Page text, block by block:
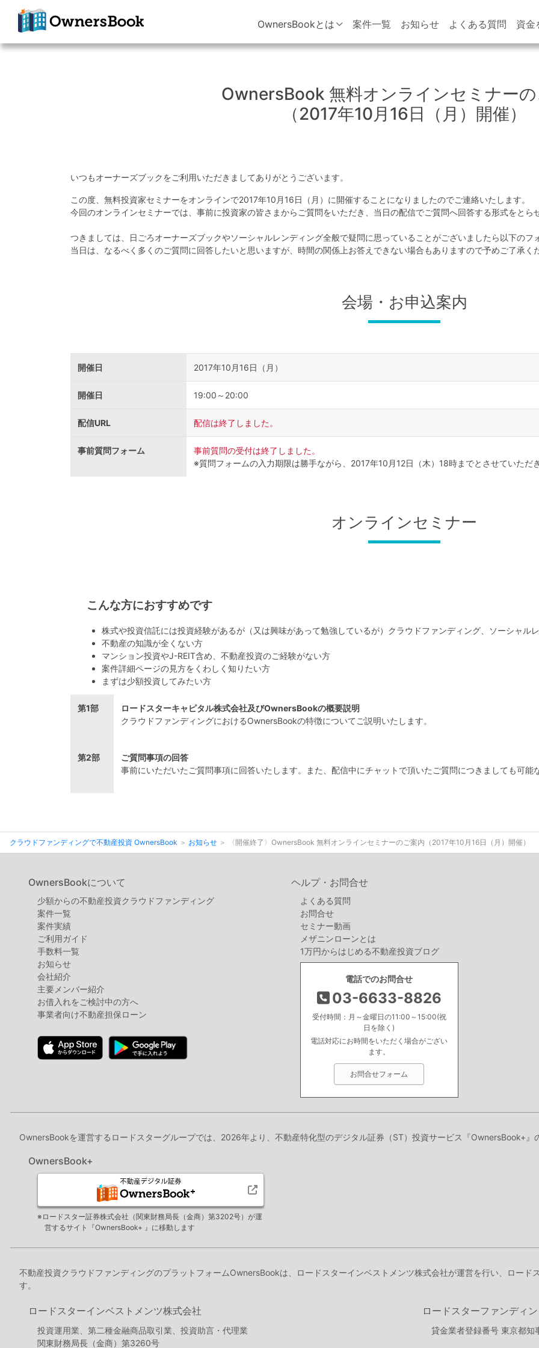
クラウドファン
OwnersBookとは 案件一覧 お知らせ よくある質問 資金
OwnersBook 無料オンラインセミナー
（2017年10月16日（月）開催）
いつもオーナーズブックをご利用いただきましてありがとうございます。
この度、無料投資家セミナーをオンラインで2017年10月16日（月）に開催することになりましたのでご連絡いたします。
今回のオンラインセミナーでは、事前に投資家の皆さまからご質問をいただき、当日の配信でご質問へ回答する形式をとら
つきましては、日ごろオーナーズブックやソーシャルレンディング全般で疑問に思っていることがございましたら以下の
当日は、なるべく多くのご質問に回答したいと思いますが、時間の関係上お答えできない場合もありますので予めご了承く
会場・お申込案内
開催日 2017年10月16日（月）
開催日 19:00～20:00
配信URL 配信は終了しました。
事前質問フォーム
事前質問の受付は終了しました。
※質問フォームの入力期限は勝手ながら、2017年10月12日（木）18時までとさせていただ
オンラインセミナー
こんな方におすすめです
株式や投資信託には投資経験があるが（又は興味があって勉強しているが）クラウドファンディング、ソーシャル
不動産の知識が全くない方
マンション投資やJ-REIT含め、不動産投資のご経験がない方
案件詳細ページの見方をくわしく知りたい方
まずは少額投資してみたい方
第1部
ロードスターキャピタル株式会社及びOwnersBookの概要説明
クラウドファンディングにおけるOwnersBookの特徴についてご説明いたします。
第2部
ご質問事項の回答
事前にいただいたご質問事項に回答いたします。また、配信中にチャットで頂いたご質問につきましても可能
クラウドファンディングで不動産投資 OwnersBook お知らせ 〈開催終了〉OwnersBook 無料オンラインセミナーのご案内（2017年10月16日（月）開催）
OwnersBookについて
少額からの不動産投資クラウドファンディング
案件⼀覧
案件実績
ご利用ガイド
手数料一覧
お知らせ
会社紹介
主要メンバー紹介
お借入れをご検討中の方へ
事業者向け不動産担保ローン
ヘルプ・お問合せ
よくある質問
お問合せ
セミナー動画
メザニンローンとは
1万円からはじめる不動産投資ブログ
電話でのお問合せ
03-6633-8826
受付時間：月～金曜日の11:00～15:00(祝
日を除く)
電話対応にお時間をいただく場合がござい
ます。
お問合せフォーム
OwnersBookを運営するロードスターグループでは、2026年より、不動産特化型のデジタル証券（ST）投資サービス『OwnersBook+』
OwnersBook+
※ロードスター証券株式会社（関東財務局長（金商）第3202号）が運
営するサイト『OwnersBook+ 』に移動します
不動産投資クラウドファンディングのプラットフォームOwnersBookは、ロードスターインベストメンツ株式会社が運営を行い、ロー
す。
ロードスターインベストメンツ株式会社
投資運用業、第二種金融商品取引業、投資助言・代理業
関東財務局長（金商）第3260号
ロードスターファンディ
貸金業者登録番号 東京都